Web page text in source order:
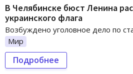
В Челябинске бюст Ленина
украинского флага
Возбуждено уголовное дело по
Мир
Подробнее